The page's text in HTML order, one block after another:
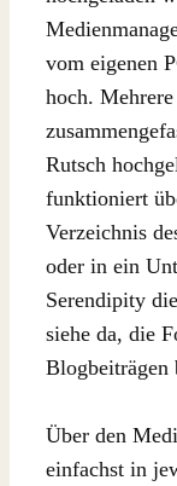
vom eigenen
hoch.
Rutsch
funktioniert
Verzeichnis
oder in ein
Serendipity
siehe da, die
Blogbeiträgen
Über den
einfachst in